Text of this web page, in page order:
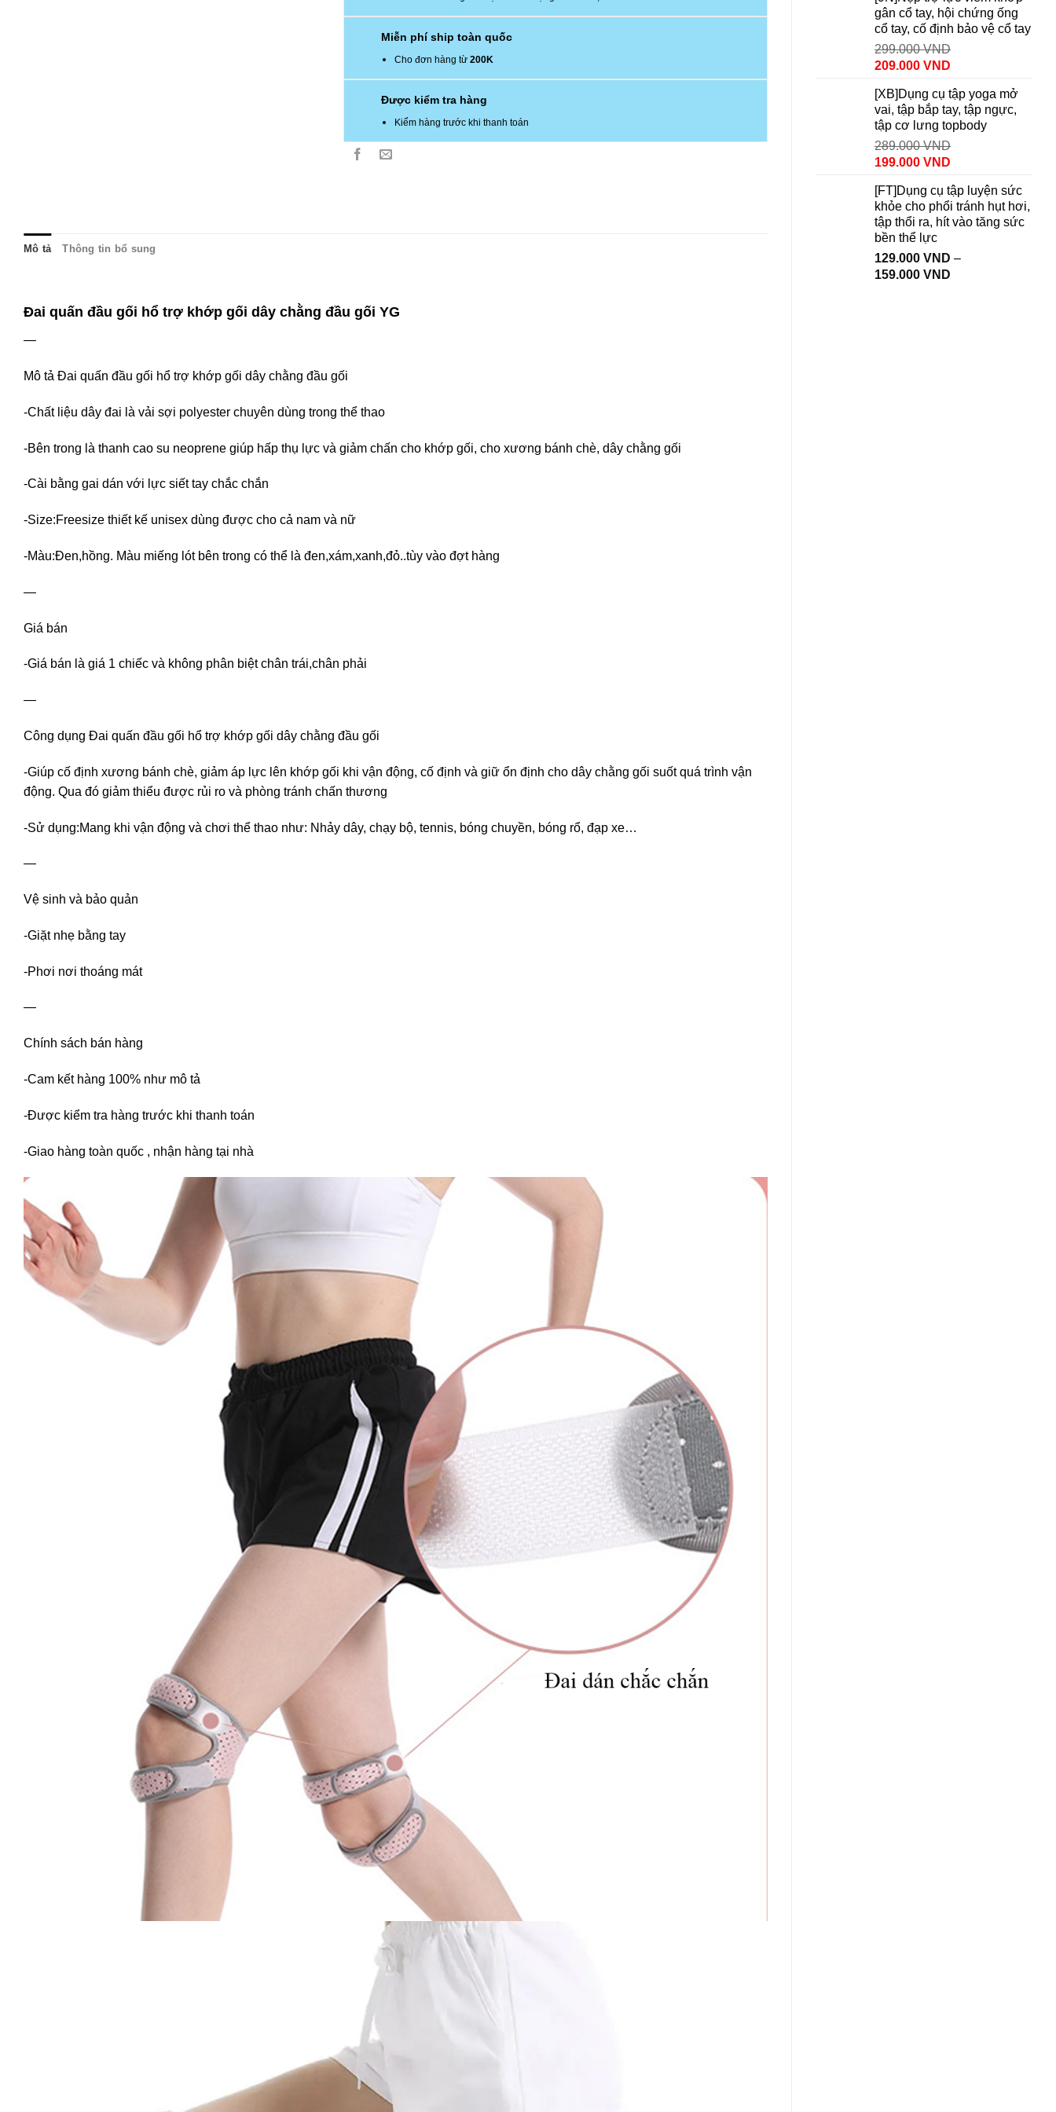
gân cổ tay, hội chứng ống
cổ tay, cố định bảo vệ cổ tay
299.000VND
209.000 VND
[XB]Dụng cụ tập yoga mở
vai, tập bắp tay, tập ngực,
tập cơ lưng topbody
289.000VND
199.000 VND
[FT]Dụng cụ tập luyện sức
khỏe cho phổi tránh hụt hơi,
tập thổi ra, hít vào tăng sức
bền thể lực
129.000 VND –
159.000 VND
Miễn phí ship toàn quốc
Cho đơn hàng từ200K
Được kiểm tra hàng
Kiểm hàng trước khi thanh toán
Mô tả Thông tin bổ sung
Đai quấn đầu gối hổ trợ khớp gối dây chằng đầu gối YG
—
Mô tả Đai quấn đầu gối hổ trợ khớp gối dây chằng đầu gối
-Chất liệu dây đai là vải sợi polyester chuyên dùng trong thể thao
-Bên trong là thanh cao su neoprene giúp hấp thụ lực và giảm chấn cho khớp gối, cho xương bánh chè, dây chằng gối
-Cài bằng gai dán với lực siết tay chắc chắn
-Size:Freesize thiết kế unisex dùng được cho cả nam và nữ
-Màu:Đen,hồng. Màu miếng lót bên trong có thể là đen,xám,xanh,đỏ..tùy vào đợt hàng
—
Giá bán
-Giá bán là giá 1 chiếc và không phân biệt chân trái,chân phải
—
Công dụng Đai quấn đầu gối hổ trợ khớp gối dây chằng đầu gối
-Giúp cố định xương bánh chè, giảm áp lực lên khớp gối khi vận động, cố định và giữ ổn định cho dây chằng gối suốt quá trình vận
động. Qua đó giảm thiểu được rủi ro và phòng tránh chấn thương
-Sử dụng:Mang khi vận động và chơi thể thao như: Nhảy dây, chạy bộ, tennis, bóng chuyền, bóng rổ, đạp xe…
—
Vệ sinh và bảo quản
-Giặt nhẹ bằng tay
-Phơi nơi thoáng mát
—
Chính sách bán hàng
-Cam kết hàng 100% như mô tả
-Được kiểm tra hàng trước khi thanh toán
-Giao hàng toàn quốc , nhận hàng tại nhà